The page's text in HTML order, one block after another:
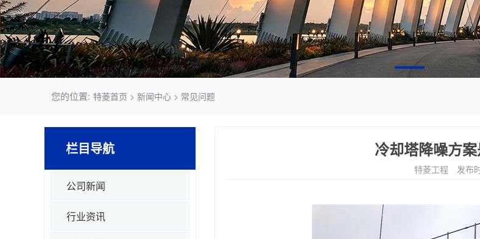
您的位置: 特菱首页 > 新闻中心 > 常见问题
栏目导航
公司新闻
行业资讯
冷却塔降噪方
特菱工程 发布